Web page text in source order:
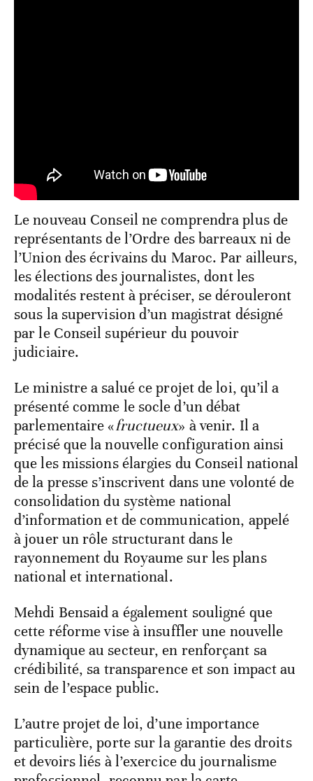
Le nouveau Conseil ne comprendra plus de
représentants de l’Ordre des barreaux ni de
l’Union des écrivains du Maroc. Par ailleurs,
les élections des journalistes, dont les
modalités restent à préciser, se dérouleront
sous la supervision d’un magistrat désigné
par le Conseil supérieur du pouvoir
judiciaire.
Le ministre a salué ce projet de loi, qu’il a
présenté comme le socle d’un débat
parlementaire «fructueux» à venir. Il a
précisé que la nouvelle configuration ainsi
que les missions élargies du Conseil national
de la presse s’inscrivent dans une volonté de
consolidation du système national
d’information et de communication, appelé
à jouer un rôle structurant dans le
rayonnement du Royaume sur les plans
national et international.
Mehdi Bensaid a également souligné que
cette réforme vise à insuffler une nouvelle
dynamique au secteur, en renforçant sa
crédibilité, sa transparence et son impact au
sein de l’espace public.
L’autre projet de loi, d’une importance
particulière, porte sur la garantie des droits
et devoirs liés à l’exercice du journalisme